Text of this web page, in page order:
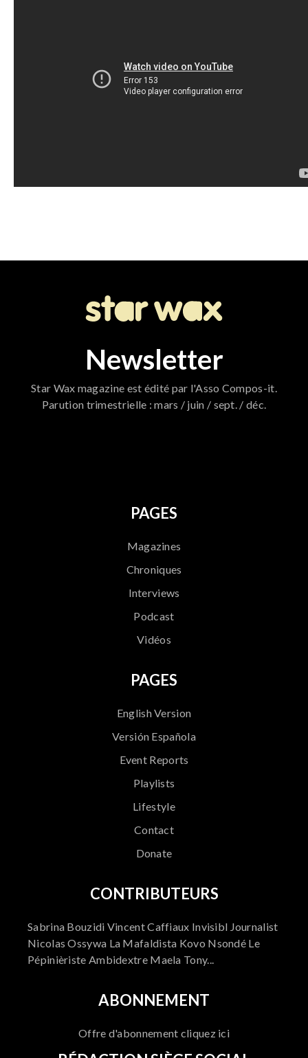
Newsletter
Star Wax magazine est édité par l'Asso Compos-it.
Parution trimestrielle : mars / juin / sept. / déc.
PAGES
Magazines
Chroniques
Interviews
Podcast
Vidéos
PAGES
English Version
Versión Española
Event Reports
Playlists
Lifestyle
Contact
Donate
CONTRIBUTEURS
Sabrina Bouzidi Vincent Caffiaux Invisibl Journalist
Nicolas Ossywa La Mafaldista Kovo Nsondé Le
Pépinièriste Ambidextre Maela Tony...
ABONNEMENT
Offre d'abonnement cliquez ici